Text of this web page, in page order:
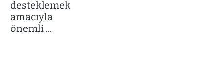
desteklemek
amacıyla
önemli ...